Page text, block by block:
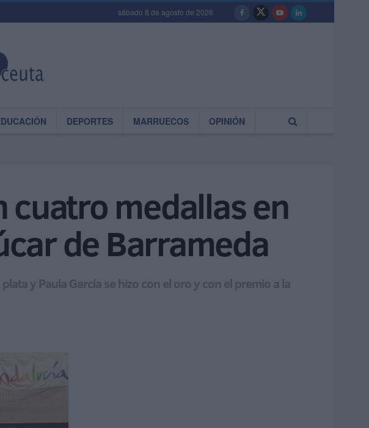
sábado 8 de agosto de 2026
DEPORTES MARRUECOS OPINIÓN
medallas en
de Barrameda
y Paula García se hizo con el oro y con el premio a la